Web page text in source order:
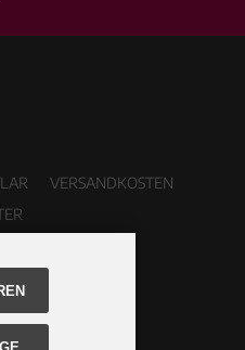
VERSANDKOSTEN